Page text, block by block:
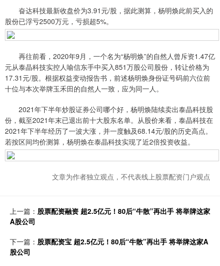
奋达科技最新收盘价为3.91元/股，据此测算，杨明焕此前买入的
股份已浮亏2500万元，亏损超5%。
再往前看，2020年9月，一个名为“杨明焕”的自然人曾斥资1.47亿
元从泰晶科技实控人喻信东手中买入851万股公司股份，转让价格为
17.31元/股。根据权益变动报告书，前述杨明焕身份证号码前六位前
十位与本次举牌玉禾田的自然人一致，应为同一人。
2021年下半年炒股证券公司哪个好，杨明焕陆续卖出泰晶科技股
份，截至2021年末已退出前十大股东名单。从股价来看，泰晶科技在
2021年下半年经历了一波大涨，并一度触及68.14元/股的历史高点。
若按区间均价测算，杨明焕在泰晶科技实现了近2倍投资收益。
文章为作者独立观点，不代表线上股票配资门户观点
上一篇： 股票配资融资 超2.5亿元！80后“牛散”再出手 将举牌这家
A股公司
下一篇： 股票配资宝 超2.5亿元！80后“牛散”再出手 将举牌这家A
股公司